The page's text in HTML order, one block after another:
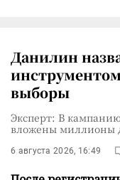
Данилин
выборы
Эксперт: В
вложены миллионы
6 августа 2026, 16:49